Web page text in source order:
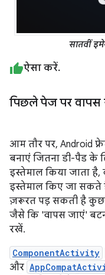
सातवीं
ऐसा करें.
पिछले पेज पर वापस
आम तौर पर, Android
बनाएं जितना डी-पैड के
इस्तेमाल किया जाता
इस्तेमाल किए जा सकते
ज़रूरत पड़ सकती है कुछ
जैसे कि 'वापस जाएं'
रखें.
ComponentActivity
और